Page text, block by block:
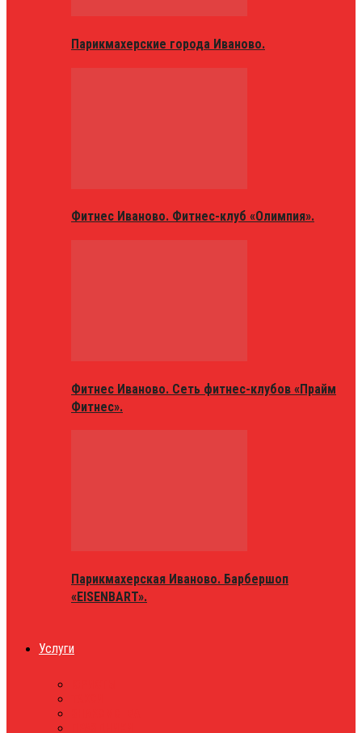
Парикмахерские города Иваново.
Фитнес Иваново. Фитнес-клуб «Олимпия».
Фитнес Иваново. Сеть фитнес-клубов «Прайм
Фитнес».
Парикмахерская Иваново. Барбершоп
«EISENBART».
Услуги